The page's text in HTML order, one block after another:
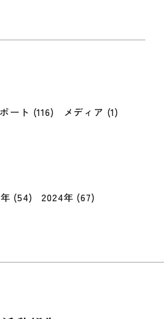
ート (116) メディア (1)
(54) 2024年 (67)